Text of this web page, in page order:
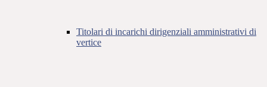
Titolari di incarichi dirigenziali amministrativi di
vertice